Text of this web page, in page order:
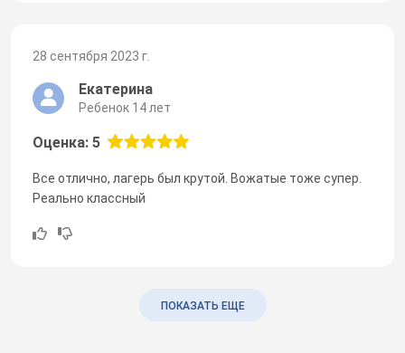
28 сентября 2023 г.
Екатерина
Ребенок 14 лет
Оценка: 5
Все отлично, лагерь был крутой. Вожатые тоже супер.
Реально классный
ПОКАЗАТЬ ЕЩЕ